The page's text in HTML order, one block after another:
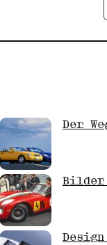
Der
Bilder